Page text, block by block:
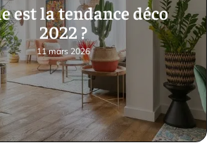
est la tendance déco
2022 ?
11 mars 2026